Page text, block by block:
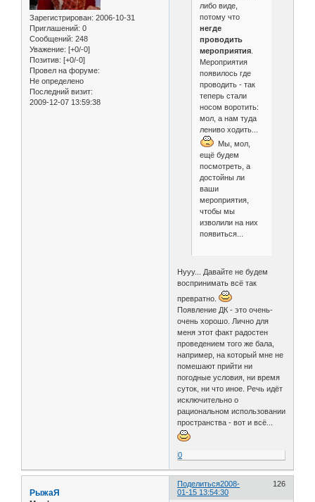
Зарегистрирован: 2006-10-31
Приглашений: 0
Сообщений: 248
Уважение: [+0/-0]
Позитив: [+0/-0]
Провел на форуме:
Не определено
Последний визит:
2009-12-07 13:59:38
либо виде,
потому что
негде
проводить
мероприятия.
Мероприятия
появилось где
проводить - так
теперь стали
носом воротить:
мол, а нам туда
лениво ходить...
Мы, мол,
ещё будем
посмотреть, а
достойны ли
ваши
мероприятия,
чтобы мы
изволили на них
появиться...
Нууу... Давайте не будем
воспринимать всё так
превратно.
Появление ДК - это очень-
очень хорошо. Лично для
меня этот факт радостен
проведением того же бала,
например, на который мне не
помешают прийти ни
погодные условия, ни время
суток, ни что иное. Речь идёт
исключительно о
рациональном использовании
пространства - вот и всё...
0
Поделиться 126
2008-
01-15 13:54:30
РыжаЯ